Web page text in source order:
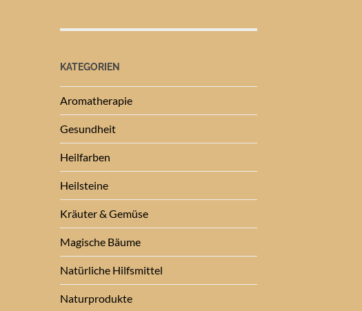
KATEGORIEN
Aromatherapie
Gesundheit
Heilfarben
Heilsteine
Kräuter & Gemüse
Magische Bäume
Natürliche Hilfsmittel
Naturprodukte